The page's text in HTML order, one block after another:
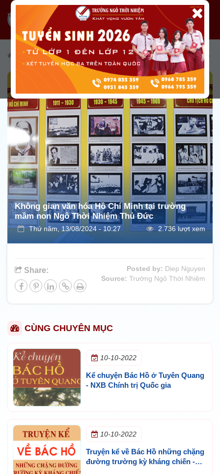
Giới thiệu/Cơ sở vật chất/Không gian văn hóa Hồ Chí Minh
Không gian văn hóa Hồ Chí Minh tại trường
mầm non Ngô Thời Nhiệm Thủ Đức
Thứ năm, 13/08/2024 - 10:27 2.736 lượt xem
Share: Posted by: Diep Nguyen
Source: Trường Ngô Thời Nhiệm
CÙNG CHUYÊN MỤC
10-10-2022
Kể chuyện Bác Hồ ở Tuyên Quang
- NXB Chính trị Quốc gia
10-10-2022
Truyện kể về Bác Hồ những chặng
đường trường kỳ kháng chiến -